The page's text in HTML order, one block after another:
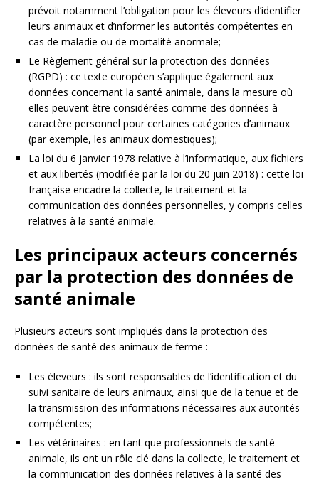
prévoit notamment l’obligation pour les éleveurs d’identifier
leurs animaux et d’informer les autorités compétentes en
cas de maladie ou de mortalité anormale;
Le Règlement général sur la protection des données
(RGPD) : ce texte européen s’applique également aux
données concernant la santé animale, dans la mesure où
elles peuvent être considérées comme des données à
caractère personnel pour certaines catégories d’animaux
(par exemple, les animaux domestiques);
La loi du 6 janvier 1978 relative à l’informatique, aux fichiers
et aux libertés (modifiée par la loi du 20 juin 2018) : cette loi
française encadre la collecte, le traitement et la
communication des données personnelles, y compris celles
relatives à la santé animale.
Les principaux acteurs concernés
par la protection des données de
santé animale
Plusieurs acteurs sont impliqués dans la protection des
données de santé des animaux de ferme :
Les éleveurs : ils sont responsables de l’identification et du
suivi sanitaire de leurs animaux, ainsi que de la tenue et de
la transmission des informations nécessaires aux autorités
compétentes;
Les vétérinaires : en tant que professionnels de santé
animale, ils ont un rôle clé dans la collecte, le traitement et
la communication des données relatives à la santé des